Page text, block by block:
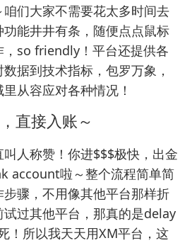
们大家不需要花太多时间去
能井井有条，随便点点鼠标
，so friendly！平台还提供各
据到技术指标，包罗万象，
从容应对各种情况！
直接入账～
叫人称赞！你进$$$极快，出金
account啦～整个流程简单简
骤，不用像其他平台那样折
试过其他平台，那真的是delay
！所以我天天用XM平台，这